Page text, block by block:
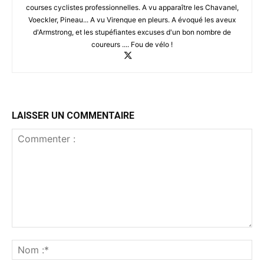
courses cyclistes professionnelles. A vu apparaître les Chavanel,
Voeckler, Pineau... A vu Virenque en pleurs. A évoqué les aveux
d'Armstrong, et les stupéfiantes excuses d'un bon nombre de
coureurs .... Fou de vélo !
LAISSER UN COMMENTAIRE